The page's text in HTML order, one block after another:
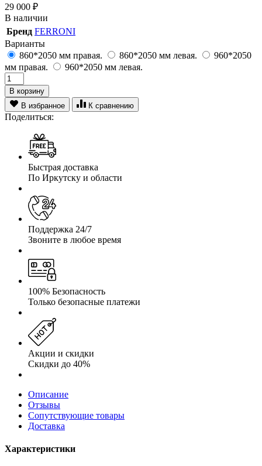
29 000 ₽
В наличии
Бренд FERRONI
Варианты
860*2050 мм правая.
860*2050 мм левая.
960*2050
мм правая.
960*2050 мм левая.
В корзину
В избранное
К сравнению
Поделиться:
Быстрая доставка
По Иркутску и области
Поддержка 24/7
Звоните в любое время
100% Безопасность
Только безопасные платежи
Акции и скидки
Скидки до 40%
Описание
Отзывы
Сопутствующие товары
Доставка
Характеристики